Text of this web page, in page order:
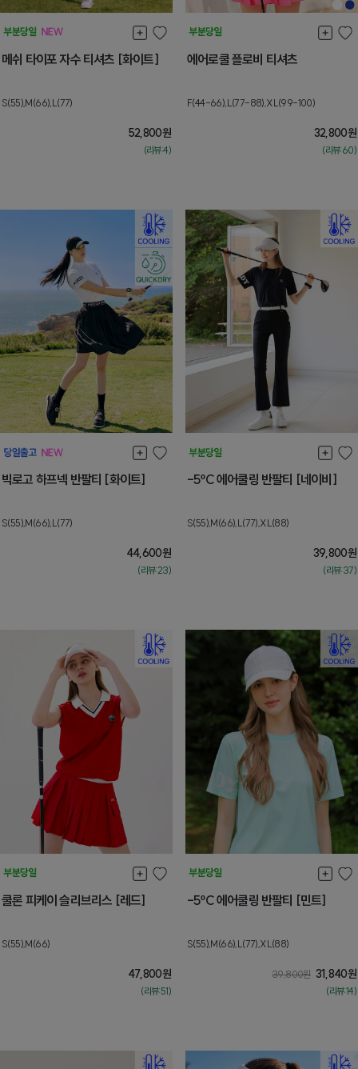
메쉬 타이포 자수 티셔츠 [화이트]
S(55),M(66),L(77)
52,800원
(리뷰:4)
에어로쿨 플로비 티셔츠
F(44-66),L(77-88),XL(99-100)
32,800원
(리뷰:60)
빅로고 하프넥 반팔티 [화이트]
S(55),M(66),L(77)
44,600원
(리뷰:23)
-5ºC 에어쿨링 반팔티 [네이비]
S(55),M(66),L(77),XL(88)
39,800원
(리뷰:37)
쿨론 피케이 슬리브리스 [레드]
S(55),M(66)
47,800원
(리뷰:51)
-5ºC 에어쿨링 반팔티 [민트]
S(55),M(66),L(77),XL(88)
39,800원 31,840원
(리뷰:14)